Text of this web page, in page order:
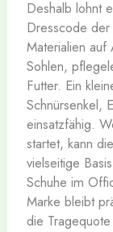
Deshalb lohnt
Dresscode
Materialien auf
Sohlen,
Futter. Ein
Schnürsenkel,
einsatzfähig.
startet, kann
vielseitige
Schuhe im
Marke bleibt
die